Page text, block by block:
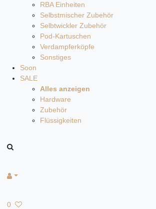
RBA Einheiten
Selbstmischer Zubehör
Selbtwickler Zubehör
Pod-Kartuschen
Verdampferköpfe
Sonstiges
Soon
SALE
Alles anzeigen
Hardware
Zubehör
Flüssigkeiten
0